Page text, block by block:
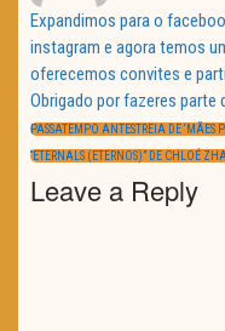
Expandimos para o
instagram e agora temos
oferecemos convites e
Obrigado por fazeres parte
Navegação
de
artigos
PREVIOUS
PASSATEMPO ANTESTREIA DE ‘MÃES
NEXT
“ETERNALS (ETERNOS)” DE CHLOÉ
Leave a Reply